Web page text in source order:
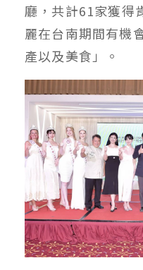
廳，共計61家獲得
麗在台南期間有機
產以及美食」。